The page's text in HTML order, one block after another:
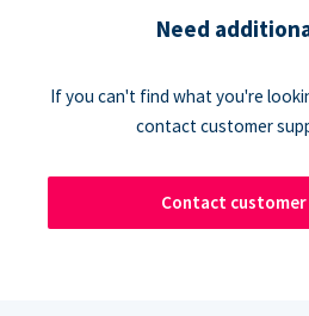
Need
If you can't find what you're
contact customer
Contact